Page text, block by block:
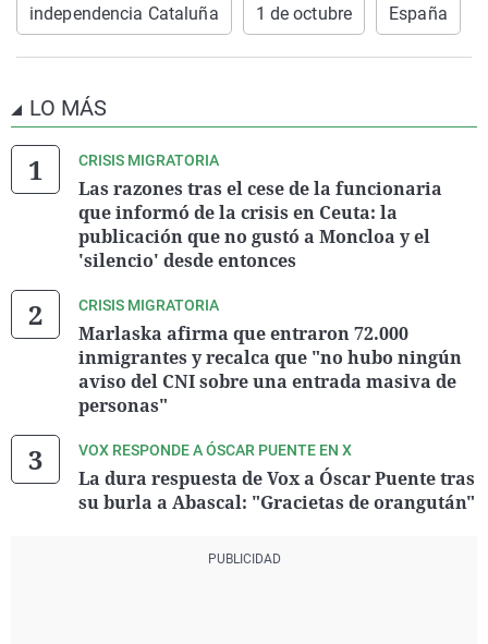
independencia Cataluña 1 de octubre España
LO MÁS
CRISIS MIGRATORIA
Las razones tras el cese de la funcionaria
que informó de la crisis en Ceuta: la
publicación que no gustó a Moncloa y el
'silencio' desde entonces
CRISIS MIGRATORIA
Marlaska afirma que entraron 72.000
inmigrantes y recalca que "no hubo ningún
aviso del CNI sobre una entrada masiva de
personas"
VOX RESPONDE A ÓSCAR PUENTE EN X
La dura respuesta de Vox a Óscar Puente tras
su burla a Abascal: "Gracietas de orangután"